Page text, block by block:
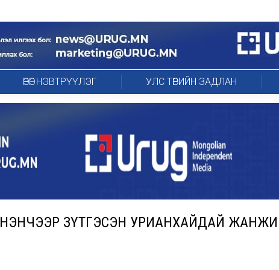
ӨРӨГ НЭВТРҮҮЛЭГ УЛС ТӨРИЙН ЗАДЛАН
ЗҮТГЭСЭН УРИАНXАЙДАЙ